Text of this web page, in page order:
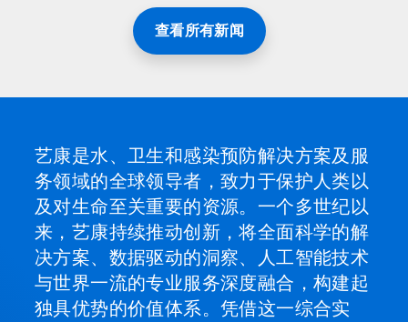
查看所有新闻
艺康是水、卫生和感染预防解决方案及服
务领域的全球领导者，致力于保护人类以
及对生命至关重要的资源。一个多世纪以
来，艺康持续推动创新，将全面科学的解
决方案、数据驱动的洞察、人工智能技术
与世界一流的专业服务深度融合，构建起
独具优势的价值体系。凭借这一综合实